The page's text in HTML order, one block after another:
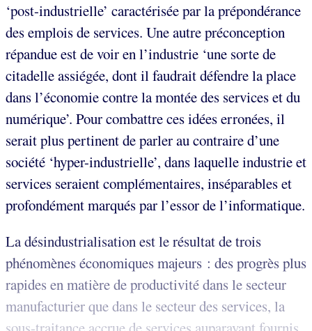
‘post-industrielle’ caractérisée par la prépondérance
des emplois de services. Une autre préconception
répandue est de voir en l’industrie ‘une sorte de
citadelle assiégée, dont il faudrait défendre la place
dans l’économie contre la montée des services et du
numérique’. Pour combattre ces idées erronées, il
serait plus pertinent de parler au contraire d’une
société ‘hyper-industrielle’, dans laquelle industrie et
services seraient complémentaires, inséparables et
profondément marqués par l’essor de l’informatique.
La désindustrialisation est le résultat de trois
phénomènes économiques majeurs : des progrès plus
rapides en matière de productivité dans le secteur
manufacturier que dans le secteur des services, la